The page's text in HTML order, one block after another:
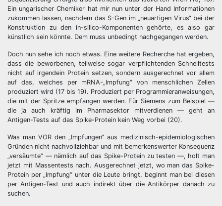
Ein ungarischer Chemiker hat mir nun unter der Hand Informationen
zukommen lassen, nachdem das S-Gen im „neuartigen Virus“ bei der
Konstruktion zu den in-silico-Komponenten gehörte, es also gar
künstlich sein könnte. Dem muss unbedingt nachgegangen werden.
Doch nun sehe ich noch etwas. Eine weitere Recherche hat ergeben,
dass die beworbenen, teilweise sogar verpflichtenden Schnelltests
nicht auf irgendein Protein setzen, sondern ausgerechnet vor allem
auf das, welches per mRNA-„Impfung“ von menschlichen Zellen
produziert wird (17 bis 19). Produziert per Programmieranweisungen,
die mit der Spritze empfangen werden. Für Siemens zum Beispiel —
die ja auch kräftig im Pharmasektor mitverdienen — geht an
Antigen-Tests auf das Spike-Protein kein Weg vorbei (20).
Was man VOR den „Impfungen“ aus medizinisch-epidemiologischen
Gründen nicht nachvollziehbar und mit bemerkenswerter Konsequenz
„versäumte“ — nämlich auf das Spike-Protein zu testen —, holt man
jetzt mit Massentests nach. Ausgerechnet jetzt, wo man das Spike-
Protein per „Impfung“ unter die Leute bringt, beginnt man bei diesen
per Antigen-Test und auch indirekt über die Antikörper danach zu
suchen.